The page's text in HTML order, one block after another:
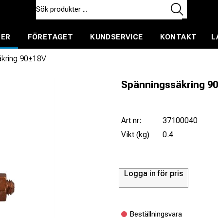
FÖRETAGET KUNDSERVICE KONTAKT
90±18V
Spänningssäkring
Art nr:
37100040
Vikt (kg)
0.4
Logga in för pris
Beställningsvara